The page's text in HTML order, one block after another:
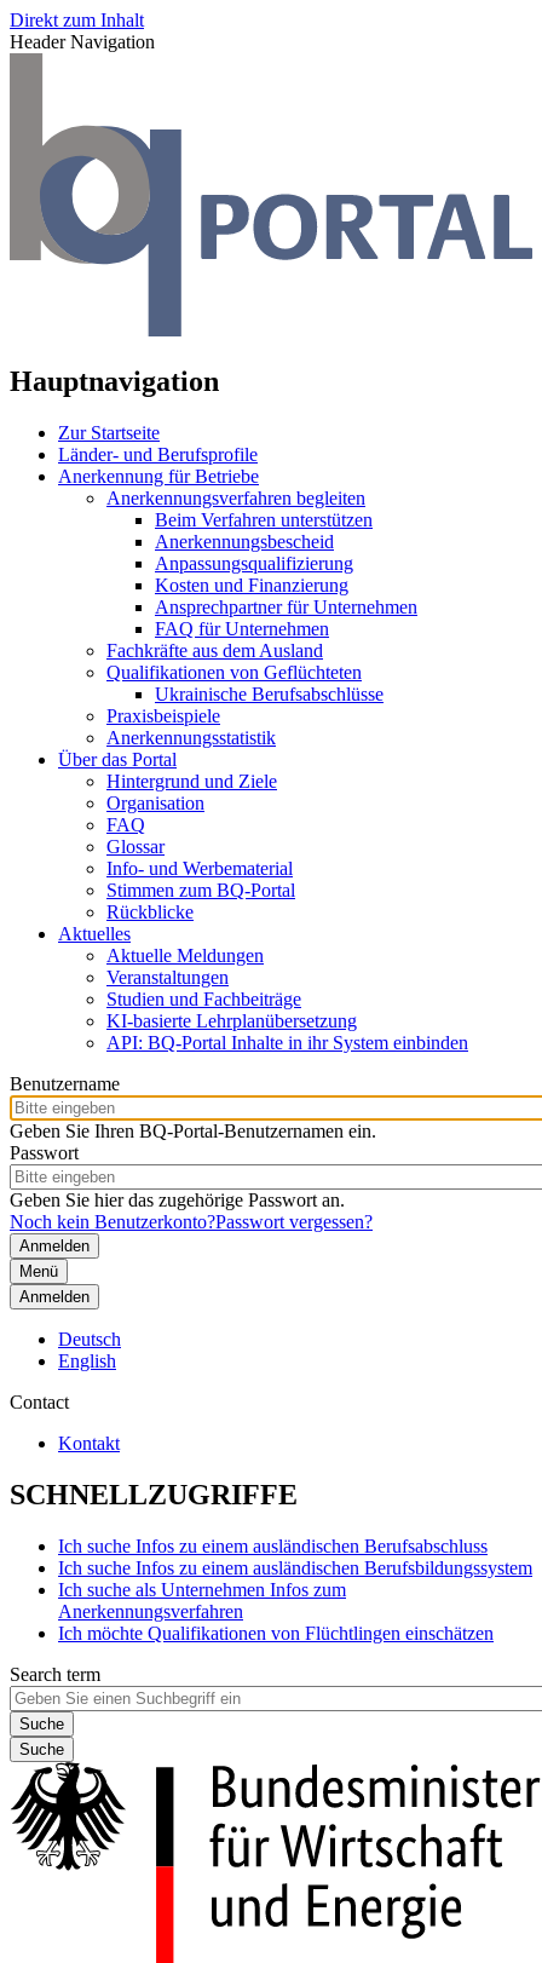
Direkt zum Inhalt
Header Navigation
Hauptnavigation
Zur Startseite
Länder- und Berufsprofile
Anerkennung für Betriebe
Anerkennungsverfahren begleiten
Beim Verfahren unterstützen
Anerkennungsbescheid
Anpassungsqualifizierung
Kosten und Finanzierung
Ansprechpartner für Unternehmen
FAQ für Unternehmen
Fachkräfte aus dem Ausland
Qualifikationen von Geflüchteten
Ukrainische Berufsabschlüsse
Praxisbeispiele
Anerkennungsstatistik
Über das Portal
Hintergrund und Ziele
Organisation
FAQ
Glossar
Info- und Werbematerial
Stimmen zum BQ-Portal
Rückblicke
Aktuelles
Aktuelle Meldungen
Veranstaltungen
Studien und Fachbeiträge
KI-basierte Lehrplanübersetzung
API: BQ-Portal Inhalte in ihr System einbinden
Benutzername
Geben Sie Ihren BQ-Portal-Benutzernamen ein.
Passwort
Geben Sie hier das zugehörige Passwort an.
Noch kein Benutzerkonto?Passwort vergessen?
Menü
Anmelden
Deutsch
English
Contact
Kontakt
SCHNELLZUGRIFFE
Ich suche Infos zu einem ausländischen Berufsabschluss
Ich suche Infos zu einem ausländischen Berufsbildungssystem
Ich suche als Unternehmen Infos zum
Anerkennungsverfahren
Ich möchte Qualifikationen von Flüchtlingen einschätzen
Search term
Suche